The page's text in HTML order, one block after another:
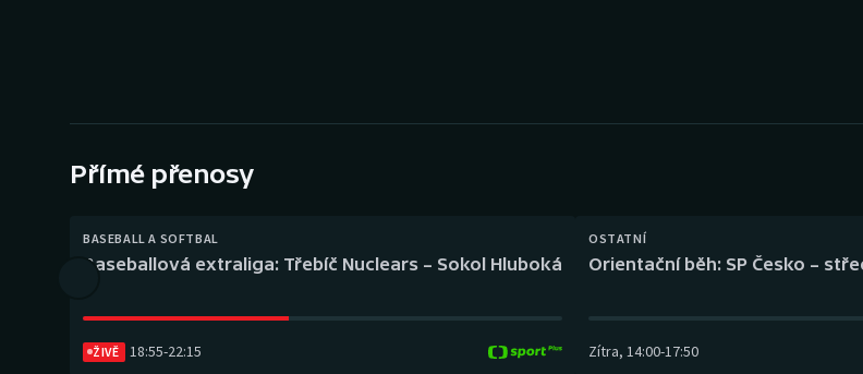
Gymnastika Plážový volejbal
Přímé přenosy
BASEBALL A SOFTBAL
Baseballová extraliga: Třebíč Nuclears – Sokol Hluboká
ŽIVĚ 18:55-22:15
OSTATNÍ
Orientační běh: SP Česko –
Zítra, 14:00-17:50